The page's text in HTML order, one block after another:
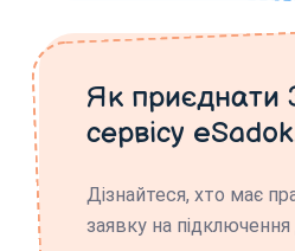
Як приєднати
сервісу
Дізнайтеся, хто має
заявку на